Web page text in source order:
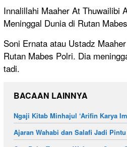
Innalillahi Maaher At Thuwailibi
Meninggal Dunia di Rutan
Soni Ernata atau Ustadz
Rutan Mabes Polri. Dia
tadi.
BACAAN LAINNYA
Ngaji Kitab Minhajul ‘Arifin Karya
Ajaran Wahabi dan Salafi Jadi